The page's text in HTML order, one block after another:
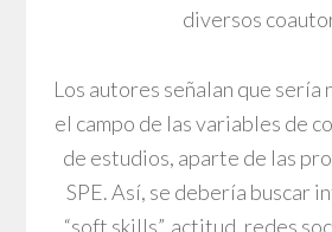
diversos
Los autores señalan que
el campo de las variables de
de estudios, aparte de las
SPE. Así, se debería buscar
“soft skills”, actitud, redes